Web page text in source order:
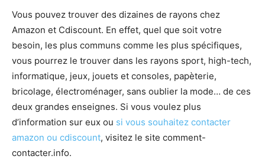
Vous pouvez trouver des dizaines de rayons chez
Amazon et Cdiscount. En effet, quel que soit votre
besoin, les plus communs comme les plus spécifiques,
vous pourrez le trouver dans les rayons sport, high-tech,
informatique, jeux, jouets et consoles, papèterie,
bricolage, électroménager, sans oublier la mode… de ces
deux grandes enseignes. Si vous voulez plus
d’information sur eux ou si vous souhaitez contacter
amazon ou cdiscount, visitez le site comment-
contacter.info.